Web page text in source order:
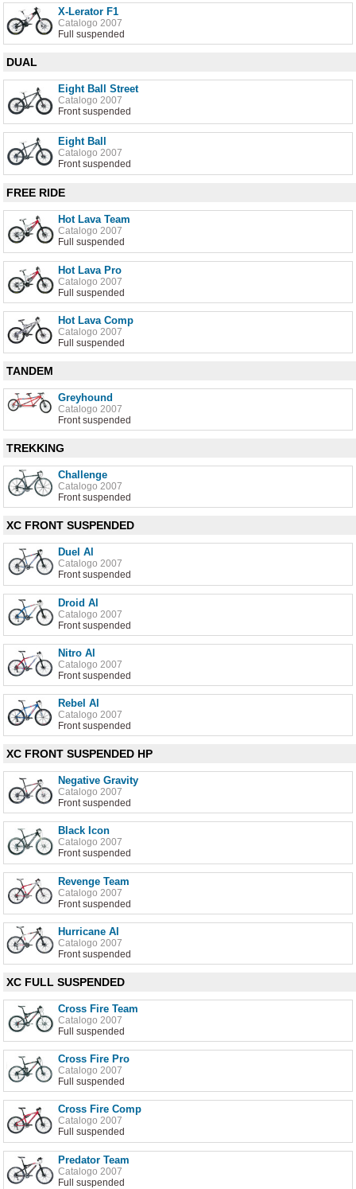
X-Lerator F1
Catalogo 2007
Full suspended
DUAL
Eight Ball Street
Catalogo 2007
Front suspended
Eight Ball
Catalogo 2007
Front suspended
FREE RIDE
Hot Lava Team
Catalogo 2007
Full suspended
Hot Lava Pro
Catalogo 2007
Full suspended
Hot Lava Comp
Catalogo 2007
Full suspended
TANDEM
Greyhound
Catalogo 2007
Front suspended
TREKKING
Challenge
Catalogo 2007
Front suspended
XC FRONT SUSPENDED
Duel Al
Catalogo 2007
Front suspended
Droid Al
Catalogo 2007
Front suspended
Nitro Al
Catalogo 2007
Front suspended
Rebel Al
Catalogo 2007
Front suspended
XC FRONT SUSPENDED HP
Negative Gravity
Catalogo 2007
Front suspended
Black Icon
Catalogo 2007
Front suspended
Revenge Team
Catalogo 2007
Front suspended
Hurricane Al
Catalogo 2007
Front suspended
XC FULL SUSPENDED
Cross Fire Team
Catalogo 2007
Full suspended
Cross Fire Pro
Catalogo 2007
Full suspended
Cross Fire Comp
Catalogo 2007
Full suspended
Predator Team
Catalogo 2007
Full suspended